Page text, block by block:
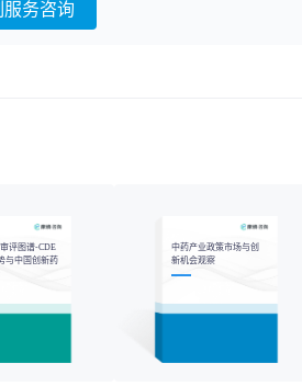
服务咨询
评图谱-CDE
与中国创新药
中药产业政策市场与创
新机会观察